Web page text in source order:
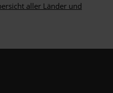
aller Länder und